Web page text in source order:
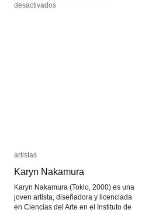
desactivadosen
desactivadosen
artistas
Karyn Nakamura
Karyn Nakamura (Tokio, 2000) es una
joven artista, diseñadora y licenciada
en Ciencias del Arte en el Instituto de
artistas
Karyn Nakamura